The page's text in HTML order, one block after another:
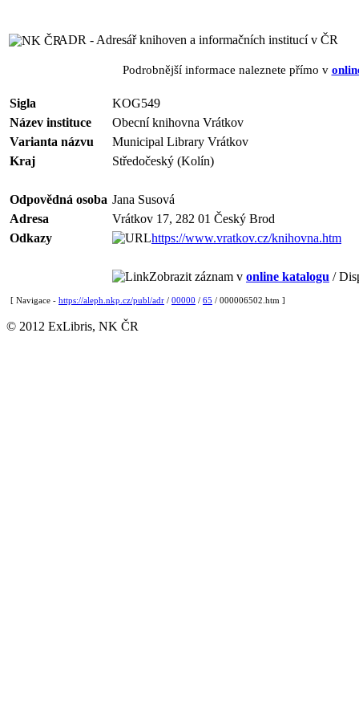
ADR - Adresář knihoven a informačních institucí v ČR
Podrobnější informace naleznete přímo v
Sigla
KOG549
Název instituce
Obecní knihovna Vrátkov
Varianta názvu
Municipal Library Vrátkov
Kraj
Středočeský (Kolín)
Odpovědná osoba Jana Susová
Adresa
Vrátkov 17, 282 01 Český Brod
Odkazy
https://www.vratkov.cz/knihovna.htm
Zobrazit záznam v online katalogu /
[ Navigace - https://aleph.nkp.cz/publ/adr / 00000 / 65 / 000006502.htm ]
© 2012 ExLibris, NK ČR